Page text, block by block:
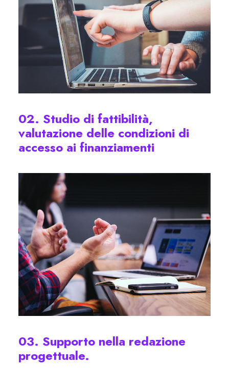
02. Studio di fattibilità,
valutazione delle condizioni di
accesso ai finanziamenti
03. Supporto nella redazione
progettuale.